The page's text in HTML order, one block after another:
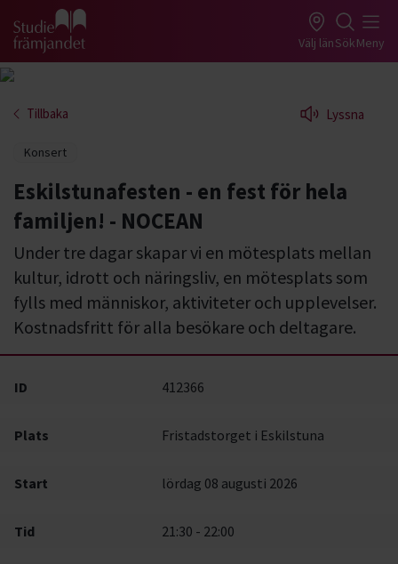
Gå till studiefrämjandets startsida Välj länSökMeny
Tillbaka Lyssna
Konsert
Eskilstunafesten - en fest för hela
familjen! - NOCEAN
Under tre dagar skapar vi en mötesplats mellan
kultur, idrott och näringsliv, en mötesplats som
fylls med människor, aktiviteter och upplevelser.
Kostnadsfritt för alla besökare och deltagare.
ID 412366
Plats Fristadstorget i Eskilstuna
Start lördag 08 augusti 2026
Tid 21:30 - 22:00